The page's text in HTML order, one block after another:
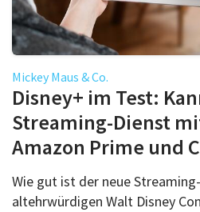
Mickey Maus & Co.
Disney+ im Test:
Streaming-Dienst
Amazon Prime und
Wie gut ist der neue
altehrwürdigen Walt Disney